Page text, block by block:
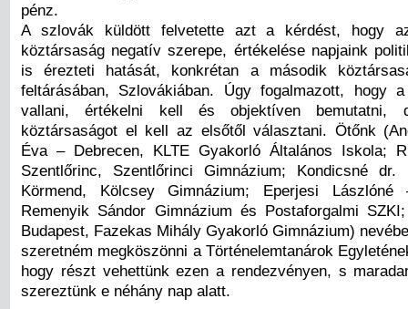
pénz.
A szlovák küldött felvetette azt a kérdést, hogy
köztársaság negatív szerepe, értékelése napjaink
is érezteti hatását, konkrétan a második
feltárásában, Szlovákiában. Úgy fogalmazott, hogy
vallani, értékelni kell és objektíven bemutatni,
köztársaságot el kell az elsőtől választani. Ötőnk
Éva – Debrecen, KLTE Gyakorló Általános Iskola;
Szentlőrinc, Szentlőrinci Gimnázium; Kondicsné
Körmend, Kölcsey Gimnázium; Eperjesi Lászlóné
Remenyik Sándor Gimnázium és Postaforgalmi
Budapest, Fazekas Mihály Gyakorló Gimnázium)
szeretném megköszönni a Történelemtanárok
hogy részt vehettünk ezen a rendezvényen, s
szereztünk e néhány nap alatt.